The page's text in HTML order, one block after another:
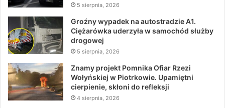
5 sierpnia, 2026
Groźny wypadek na autostradzie A1.
Ciężarówka uderzyła w samochód służby
drogowej
5 sierpnia, 2026
Znamy projekt Pomnika Ofiar Rzezi
Wołyńskiej w Piotrkowie. Upamiętni
cierpienie, skłoni do refleksji
4 sierpnia, 2026